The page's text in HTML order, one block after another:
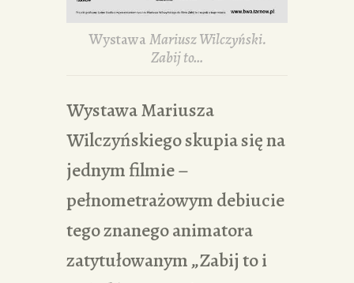
WystawaMariusz Wilczyński.
Zabij to…
Wystawa Mariusza
Wilczyńskiego skupia się na
jednym filmie –
pełnometrażowym debiucie
tego znanego animatora
zatytułowanym „Zabij to i